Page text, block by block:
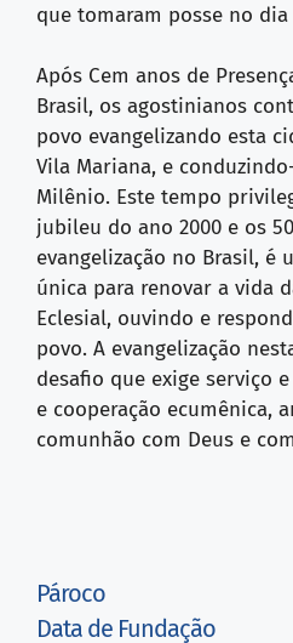
Pároco
Data de Fundação
que tomaram posse no dia
Após Cem anos de
Brasil, os agostinianos
povo evangelizando esta
Vila Mariana, e
Milênio. Este tempo
jubileu do ano 2000 e os
evangelização no Brasil, é
única para renovar a vida
Eclesial, ouvindo e
povo. A evangelização
desafio que exige serviço
e cooperação ecumênica,
comunhão com Deus e